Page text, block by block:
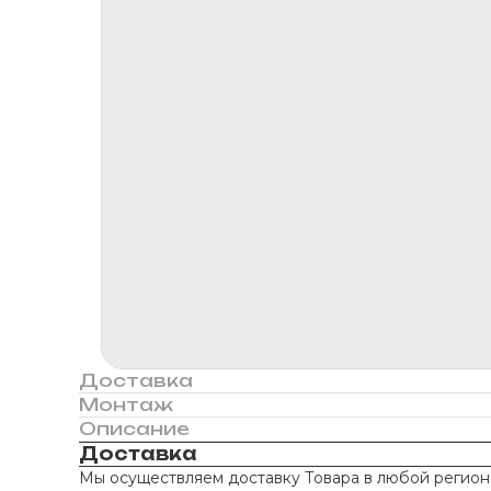
Доставка
Монтаж
Описание
Доставка
Мы осуществляем доставку Товара в любой